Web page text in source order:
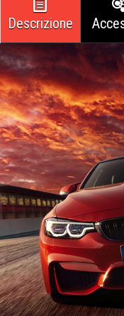
Descrizione